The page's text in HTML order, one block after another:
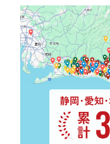
動画ギャラリー
サイトマップ
よくある質問